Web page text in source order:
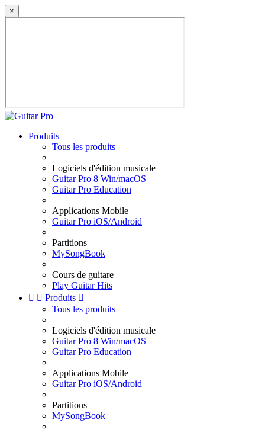
×
Produits
Tous les produits
Logiciels d'édition musicale
Guitar Pro 8 Win/macOS
Guitar Pro Education
Applications Mobile
Guitar Pro iOS/Android
Partitions
MySongBook
Cours de guitare
Play Guitar Hits
  Produits 
Tous les produits
Logiciels d'édition musicale
Guitar Pro 8 Win/macOS
Guitar Pro Education
Applications Mobile
Guitar Pro iOS/Android
Partitions
MySongBook